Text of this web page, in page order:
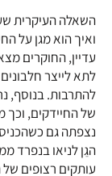
השאלה העיקרית
ואיך הוא מגן על
עדיין, החוקרים
לתא לייצר
להתרבות. בנוסף,
של החיידקים, וכך
נצפתה גם